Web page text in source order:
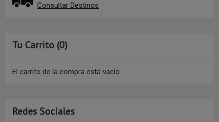
Consultar Destinos
Tu Carrito (0)
El carrito de la compra está vacío
Redes Sociales